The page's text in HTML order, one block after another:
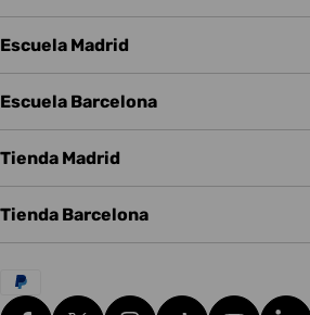
Escuela Madrid
Escuela Barcelona
Tienda Madrid
Tienda Barcelona
Métodos
de